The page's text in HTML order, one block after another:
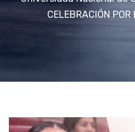
CELEBRACIÓN